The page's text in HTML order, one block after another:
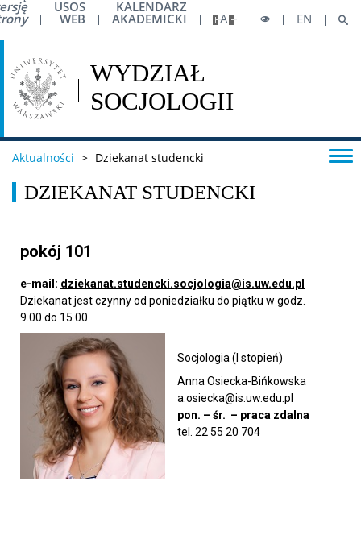
USOS
WEB
KALENDARZ
AKADEMICKI A EN
Biuro ds. Pomocy Materialnej
Centrum Pomocy Psychologicznej UW
Pierwsza pomoc
Studia
Pierwsze kroki na WS UW
Dziekanat studencki
Jakość kształcenia
Programy studiów
Aktualności > Dziekanat studencki
DZIEKANAT STUDENCKI
pokój 101
e-mail: dziekanat.studencki.socjologia@is.uw.edu.pl
Dziekanat jest czynny od poniedziałku do piątku w godz.
9.00 do 15.00
Socjologia (I stopień)
Anna Osiecka-Bińkowska
a.osiecka@is.uw.edu.pl
pon. – śr. – praca zdalna
tel. 22 55 20 704